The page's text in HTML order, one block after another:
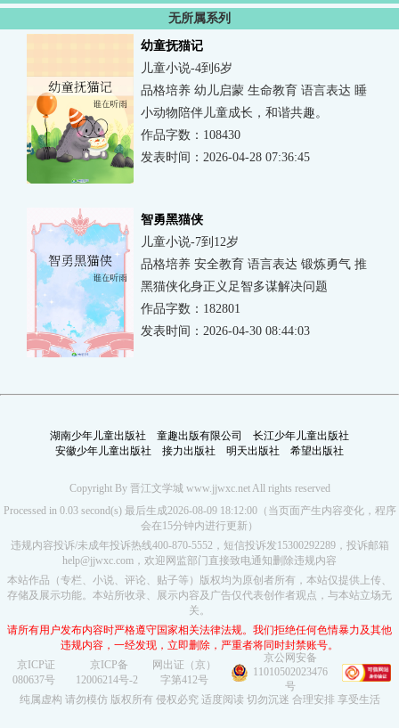
无所属系列
幼童抚猫记
儿童小说-4到6岁
品格培养 幼儿启蒙 生命教育 语言表达 睡
前故事 动物小说
小动物陪伴儿童成长，和谐共趣。
作品字数：108430
发表时间：2026-04-28 07:36:45
智勇黑猫侠
儿童小说-7到12岁
品格培养 安全教育 语言表达 锻炼勇气 推
理益智 动物小说
黑猫侠化身正义足智多谋解决问题
作品字数：182801
发表时间：2026-04-30 08:44:03
湖南少年儿童出版社 童趣出版有限公司
长江少年儿童出版社
安徽少年儿童出版社
接力出版社 明天出版社 希望出版社
Copyright By 晋江文学城 www.jjwxc.net All rights reserved
Processed in 0.03 second(s) 最后生成2026-08-09 18:12:00（当页面产生内容变化，程序
会在15分钟内进行更新）
违规内容投诉/未成年投诉热线400-870-5552，短信投诉发15300292289，投诉邮箱
help@jjwxc.com，欢迎网监部门直接致电通知删除违规内容
本站作品（专栏、小说、评论、贴子等）版权均为原创者所有，本站仅提供上传、
存储及展示功能。本站所收录、展示内容及广告仅代表创作者观点，与本站立场无
关。
请所有用户发布内容时严格遵守国家相关法律法规。我们拒绝任何色情暴力及其他
违规内容，一经发现，立即删除，严重者将同时封禁账号。
京ICP证
080637号
京ICP备
12006214号-2
网出证（京）
字第412号
京公网安备
11010502023476
号
纯属虚构 请勿模仿 版权所有 侵权必究 适度阅读 切勿沉迷 合理安排 享受生活